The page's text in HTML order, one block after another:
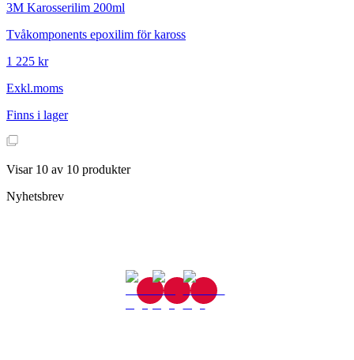
3M Karosserilim 200ml
Tvåkomponents epoxilim för kaross
1 225 kr
Exkl.moms
Finns i lager
Visar10 av 10 produkter
Nyhetsbrev